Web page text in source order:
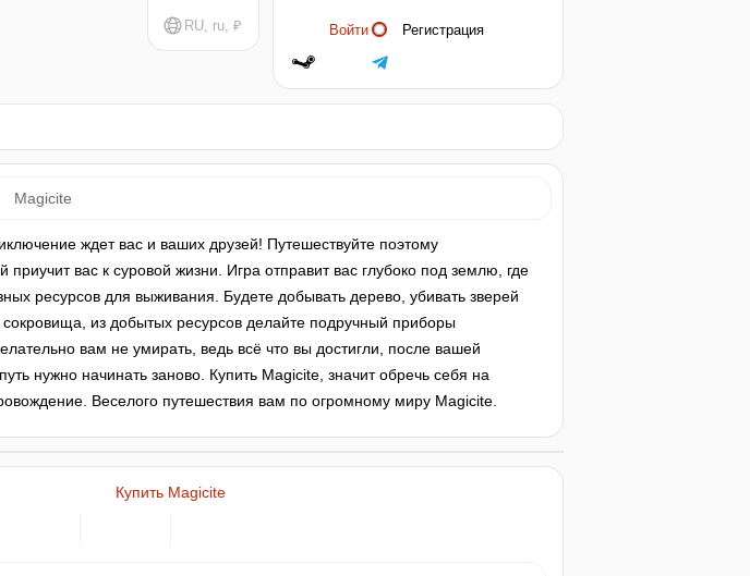
Войти Регистрация
RU, ru, ₽
Magicite
ждет вас и ваших друзей! Путешествуйте поэтому
приучит вас к суровой жизни. Игра отправит вас глубоко под землю, где
ресурсов для выживания. Будете добывать дерево, убивать зверей
из добытых ресурсов делайте подручный приборы
вам не умирать, ведь всё что вы достигли, после вашей
нужно начинать заново. Купить Magicite, значит обречь себя на
Веселого путешествия вам по огромному миру Magicite.
Купить Magicite